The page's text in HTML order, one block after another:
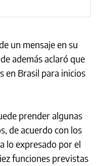
un mensaje en su
además aclaró que
en Brasil para inicios
prender algunas
de acuerdo con los
lo expresado por el
funciones previstas